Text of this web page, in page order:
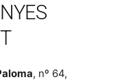
, nº 64,